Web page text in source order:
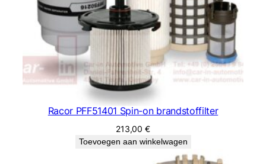
Racor PFF51401 Spin-on brandstoffilter
213,00€
Toevoegen aan winkelwagen